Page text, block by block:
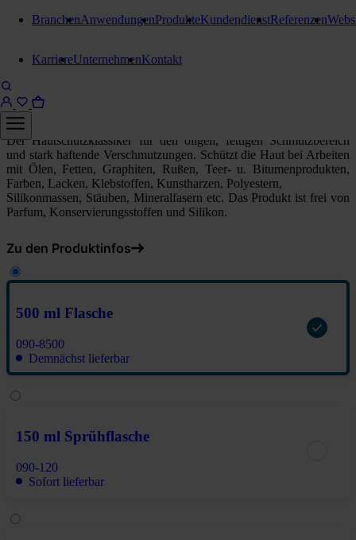
BranchenAnwendungenProdukteKundendienstReferenzen
KarriereUnternehmenKontakt
rath's pr88 liquid
500 ml Flasche
Der Hautschutzklassiker für den öligen, fettigen Schmutzbereich
und stark haftende Verschmutzungen. Schützt die Haut bei Arbeiten
mit Ölen, Fetten, Graphiten, Rußen, Teer- u. Bitumenprodukten,
Farben, Lacken, Klebstoffen, Kunstharzen, Polyestern,
Silikonmassen, Stäuben, Mineralfasern etc. Das Produkt ist frei von
Parfum, Konservierungsstoffen und Silikon.
Zu den Produktinfos
500 ml Flasche
090-8500
Demnächst lieferbar
150 ml Sprühflasche
090-120
Sofort lieferbar